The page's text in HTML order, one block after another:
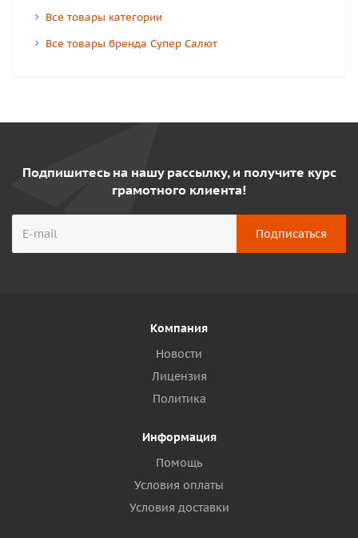
Все товары категории
Все товары бренда Супер Салют
Подпишитесь на нашу рассылку, и получите курс
грамотного клиента!
Компания
Новости
Лицензия
Политика
Информация
Помощь
Условия оплаты
Условия доставки